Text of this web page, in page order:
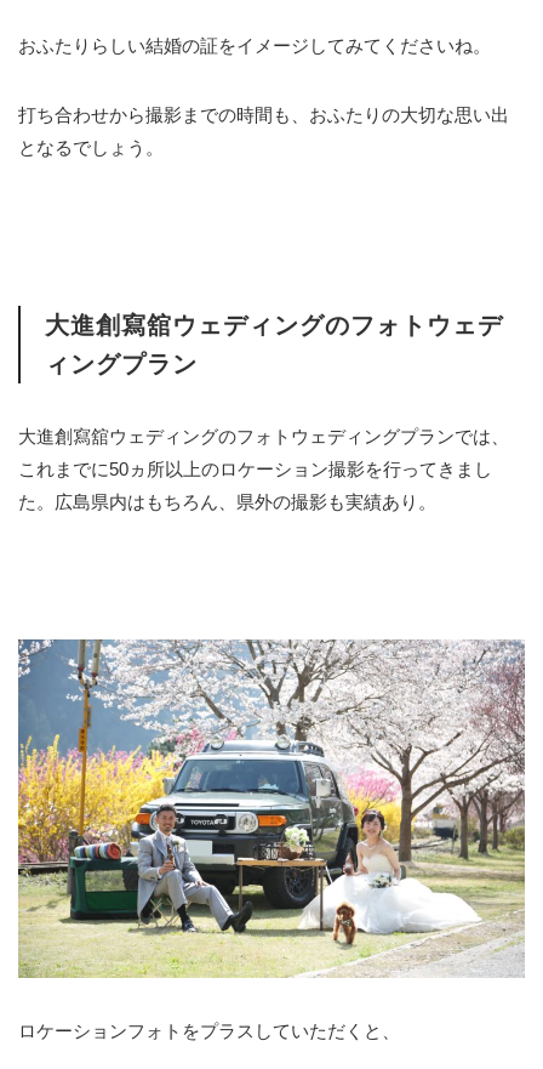
おふたりらしい結婚の証をイメージしてみてくださいね。
打ち合わせから撮影までの時間も、おふたりの大切な思い出
となるでしょう。
大進創寫舘ウェディングのフォトウェデ
ィングプラン
大進創寫舘ウェディングのフォトウェディングプランでは、
これまでに50ヵ所以上のロケーション撮影を行ってきまし
た。広島県内はもちろん、県外の撮影も実績あり。
ロケーションフォトをプラスしていただくと、